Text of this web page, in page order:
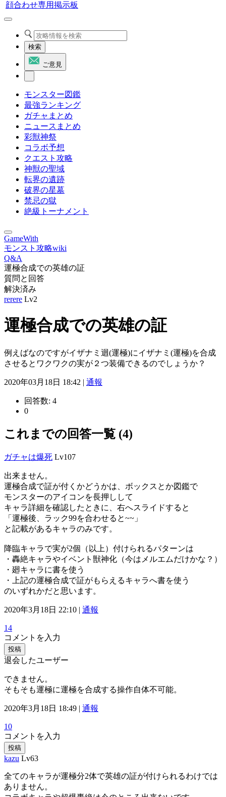
顔合わせ専用掲示板
検索
ご意見
モンスター図鑑
最強ランキング
ガチャまとめ
ニュースまとめ
彩獣神祭
コラボ予想
クエスト攻略
神獣の聖域
転界の遺跡
破界の星墓
禁忌の獄
絶級トーナメント
GameWith
モンスト攻略wiki
Q&A
運極合成での英雄の証
質問と回答
解決済み
rerere Lv2
運極合成での英雄の証
例えばなのですがイザナミ迴(運極)にイザナミ(運極)を合成
させるとワクワクの実が２つ装備できるのでしょうか？
2020年03月18日 18:42 | 通報
回答数: 4
0
これまでの回答一覧 (4)
ガチャは爆死 Lv107
出来ません。
運極合成で証が付くかどうかは、ボックスとか図鑑で
モンスターのアイコンを長押しして
キャラ詳細を確認したときに、右へスライドすると
「運極後、ラック99を合わせると~~」
と記載があるキャラのみです。
降臨キャラで実が2個（以上）付けられるパターンは
・轟絶キャラやイベント獣神化（今はメルエムだけかな？）
・廻キャラに書を使う
・上記の運極合成で証がもらえるキャラへ書を使う
のいずれかだと思います。
2020年3月18日 22:10 | 通報
14
コメントを入力
投稿
退会したユーザー
できません。
そもそも運極に運極を合成する操作自体不可能。
2020年3月18日 18:49 | 通報
10
コメントを入力
投稿
kazu Lv63
全てのキャラが運極分2体で英雄の証が付けられるわけでは
ありません。